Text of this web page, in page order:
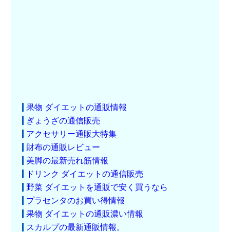
果物 ダイエットの通販情報
ぎょうざの通信販売
アクセサリー通販大特集
財布の通販レビュー
美脚の最新売れ筋情報
ドリンク ダイエットの通信販売
野菜 ダイエットを通販で安く買うなら
プラセンタのお買い得情報
果物 ダイエットの通販濃い情報
スカルプの最新通販情報。